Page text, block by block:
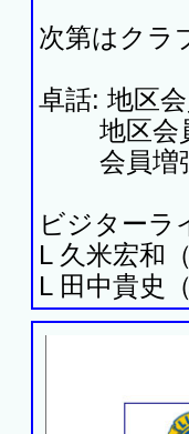
次第はクラ
卓話: 地区
地区会員
会員増強
ビジターラ
L 久米宏和
L 田中貴史